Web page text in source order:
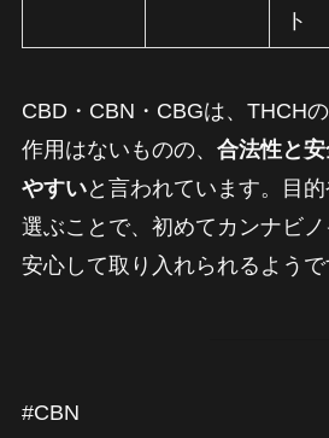
ト
CBD・CBN・CBGは、THCH
作用はないものの、 合法性と
やすいと言われています。目
選ぶことで、初めてカンナビ
安心して取り入れられるようで
#CBN